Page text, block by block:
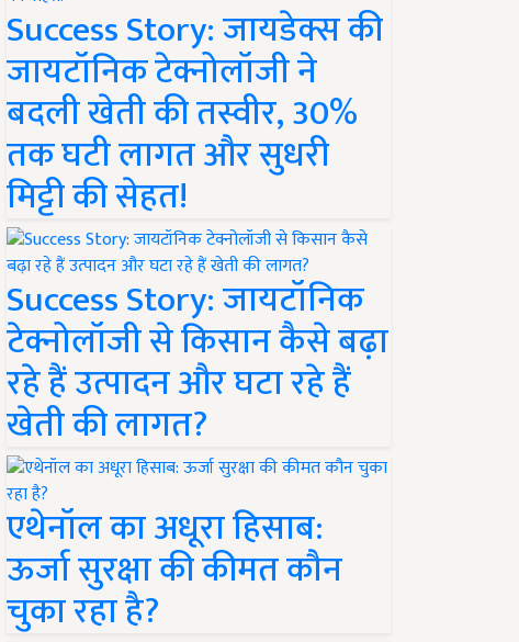
Success Story: जायडेक्स की
जायटॉनिक टेक्नोलॉजी ने
बदली खेती की तस्वीर, 30%
तक घटी लागत और सुधरी
मिट्टी की सेहत!
Success Story: जायटॉनिक
टेक्नोलॉजी से किसान कैसे बढ़ा
रहे हैं उत्पादन और घटा रहे हैं
खेती की लागत?
एथेनॉल का अधूरा हिसाब:
ऊर्जा सुरक्षा की कीमत कौन
चुका रहा है?